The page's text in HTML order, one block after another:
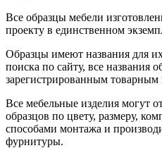
Все образцы мебели
проекту в единственном
Образцы имеют названия для
поиска по сайту, все названия
зарегистрированным товарным
Все мебельные изделия могут
образцов по цвету, размеру,
способами монтажа и
фурнитуры.